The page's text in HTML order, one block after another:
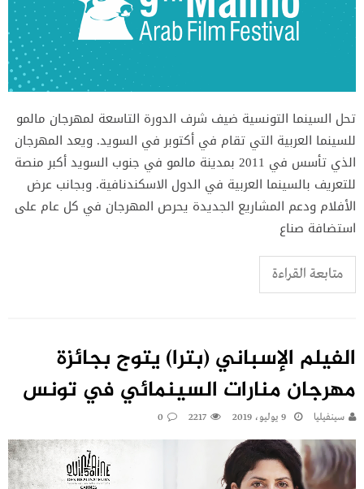
تحل السينما التونسية ضيف شرف الدورة التاسعة لمهرجان مالمو
للسينما العربية التي تقام في أكتوبر في السويد. ويعد المهرجان
الذي تأسس في 2011 بمدينة مالمو في جنوب السويد أكبر منصة
للتعريف بالسينما العربية في الدول الاسكندنافية. وبجانب عرض
الأفلام ودعم المشاريع الجديدة يحرص المهرجان في كل عام على
استضافة صناع
متابعة القراءة
الفيلم الإسباني (بترا) يتوج بجائزة
مهرجان منارات السينمائي في تونس
سينفيليا 9 يوليو، 2019 2217
0